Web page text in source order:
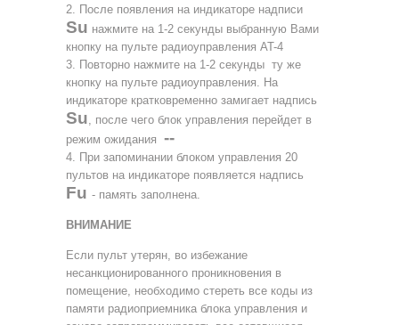
2. После появления на индикаторе надписи
Su нажмите на 1-2 секунды выбранную Вами
кнопку на пульте радиоуправления AT-4
3. Повторно нажмите на 1-2 секунды ту же
кнопку на пульте радиоуправления. На
индикаторе кратковременно замигает надпись
Su, после чего блок управления перейдет в
режим ожидания --
4. При запоминании блоком управления 20
пультов на индикаторе появляется надпись
Fu - память заполнена.
ВНИМАНИЕ
Если пульт утерян, во избежание
несанкционированного проникновения в
помещение, необходимо стереть все коды из
памяти радиоприемника блока управления и